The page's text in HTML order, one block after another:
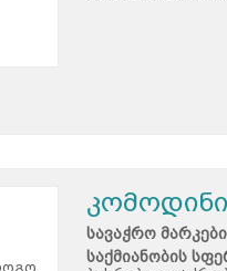
კომოდინი
სავაჭრო
საქმიანობის